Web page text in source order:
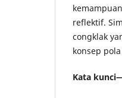
reflektif.
congklak
konsep
Kata